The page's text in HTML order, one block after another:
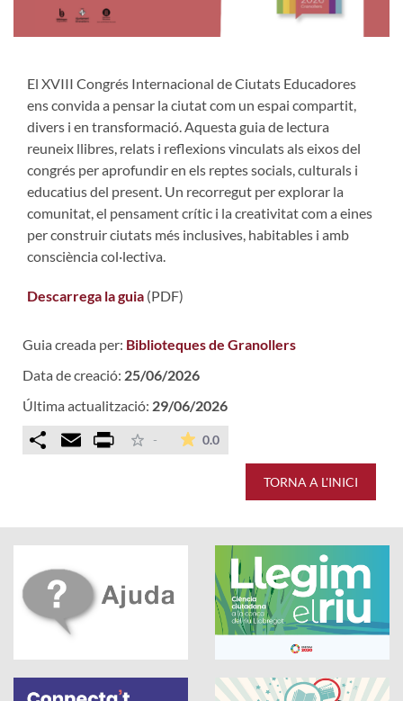
El XVIII Congrés Internacional de Ciutats Educadores
ens convida a pensar la ciutat com un espai compartit,
divers i en transformació. Aquesta guia de lectura
reuneix llibres, relats i reflexions vinculats als eixos del
congrés per aprofundir en els reptes socials, culturals i
educatius del present. Un recorregut per explorar la
comunitat, el pensament crític i la creativitat com a eines
per construir ciutats més inclusives, habitables i amb
consciència col·lectiva.
Descarrega la guia (PDF)
Guia creada per: Biblioteques de Granollers
Data de creació: 25/06/2026
Última actualització: 29/06/2026
Comparteix
Email Print - 0.0La mitjana de les valoracions
TORNA A L'INICI